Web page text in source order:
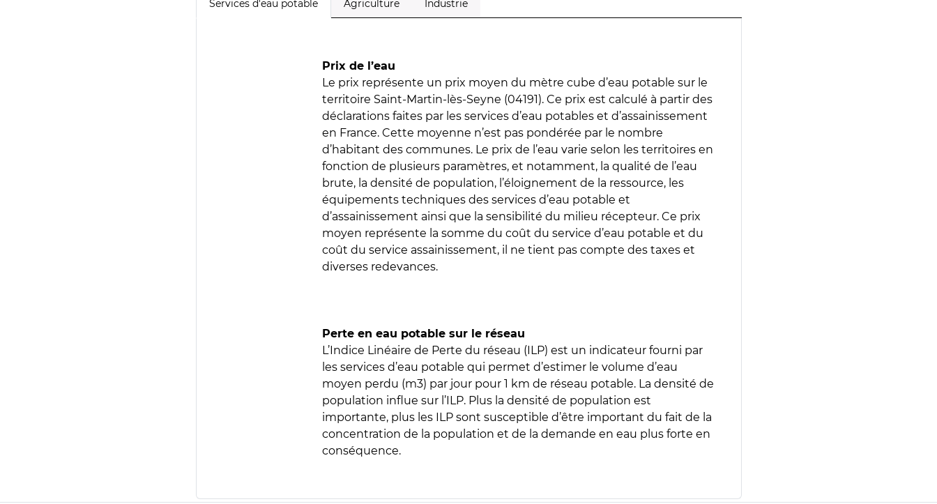
Services d'eau potable Agriculture Industrie
Prix de l’eau
Le prix représente un prix moyen du mètre cube d’eau potable sur le
territoire Saint-Martin-lès-Seyne (04191). Ce prix est calculé à partir des
déclarations faites par les services d’eau potables et d’assainissement
en France. Cette moyenne n’est pas pondérée par le nombre
d’habitant des communes. Le prix de l’eau varie selon les territoires en
fonction de plusieurs paramètres, et notamment, la qualité de l’eau
brute, la densité de population, l’éloignement de la ressource, les
équipements techniques des services d’eau potable et
d’assainissement ainsi que la sensibilité du milieu récepteur. Ce prix
moyen représente la somme du coût du service d’eau potable et du
coût du service assainissement, il ne tient pas compte des taxes et
diverses redevances.
Perte en eau potable sur le réseau
L’Indice Linéaire de Perte du réseau (ILP) est un indicateur fourni par
les services d’eau potable qui permet d’estimer le volume d’eau
moyen perdu (m3) par jour pour 1 km de réseau potable. La densité de
population influe sur l’ILP. Plus la densité de population est
importante, plus les ILP sont susceptible d’être important du fait de la
concentration de la population et de la demande en eau plus forte en
conséquence.